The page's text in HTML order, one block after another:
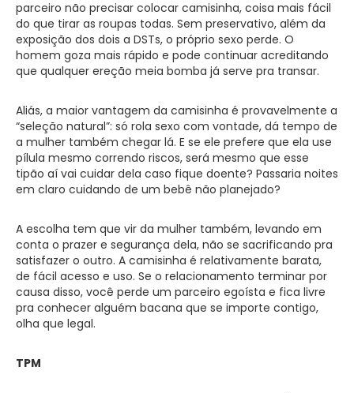
parceiro não precisar colocar camisinha, coisa mais fácil
do que tirar as roupas todas. Sem preservativo, além da
exposição dos dois a DSTs, o próprio sexo perde. O
homem goza mais rápido e pode continuar acreditando
que qualquer ereção meia bomba já serve pra transar.
Aliás, a maior vantagem da camisinha é provavelmente a
“seleção natural”: só rola sexo com vontade, dá tempo de
a mulher também chegar lá. E se ele prefere que ela use
pílula mesmo correndo riscos, será mesmo que esse
tipão aí vai cuidar dela caso fique doente? Passaria noites
em claro cuidando de um bebê não planejado?
A escolha tem que vir da mulher também, levando em
conta o prazer e segurança dela, não se sacrificando pra
satisfazer o outro. A camisinha é relativamente barata,
de fácil acesso e uso. Se o relacionamento terminar por
causa disso, você perde um parceiro egoísta e fica livre
pra conhecer alguém bacana que se importe contigo,
olha que legal.
TPM